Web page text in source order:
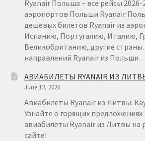
Ryanair Польша – все рейсы 2026-
аэропортов Польши Ryanair
дешевых билетов Ryanair из
Испанию, Португалию, Италию,
Великобританию, другие
направлений Ryanair из
АВИАБИЛЕТЫ RYANAIR ИЗ
June 12, 2026
Авиабилеты Ryanair из Литвы:
Узнайте о горящих
авиабилеты Ryanair из Литвы на
сайте!